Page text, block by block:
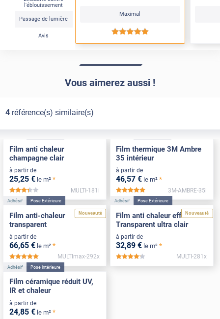
l'éblouissement
Passage de lumière
Avis
Maximal
*****
Vous aimerez aussi !
4référence(s) similaire(s)
Film anti chaleur
champagne clair
à partir de
25,25 € le m² *
*****
MULTI-181i
Film thermique 3M Ambre
35 intérieur
à partir de
46,57 € le m² *
3M-AMBRE-35i
Nouveauté
Adhésif Pose Extérieure
Film anti-chaleur
transparent
à partir de
66,65 € le m² *
*****
MULTImax-292x
Nouveauté
Adhésif Pose Extérieure
Film anti chaleur effet
Transparent ultra clair
à partir de
32,89 € le m² *
*****
MULTI-281x
Adhésif Pose Intérieure
Film céramique réduit UV,
IR et chaleur
à partir de
24,85 € le m² *